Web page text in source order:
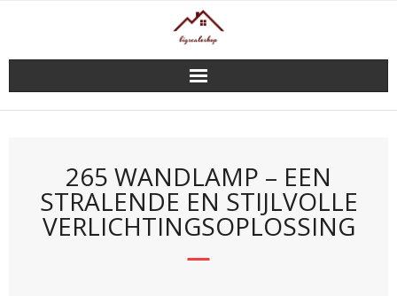
265 WANDLAMP – EEN
STRALENDE EN STIJLVOLLE
VERLICHTINGSOPLOSSING